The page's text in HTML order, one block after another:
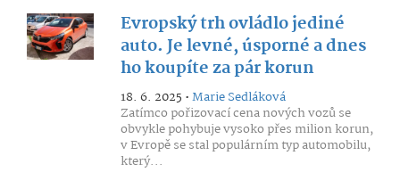
Evropský trh ovládlo jediné
auto. Je levné, úsporné a dnes
ho koupíte za pár korun
18. 6. 2025 •Marie Sedláková
Zatímco pořizovací cena nových vozů se
obvykle pohybuje vysoko přes milion korun,
v Evropě se stal populárním typ automobilu,
který...